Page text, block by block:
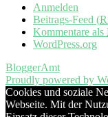
Anmelden
Beitrags-Feed (
Kommentare als
WordPress.org
BloggerAmt
Proudly powered by
Cookies und soziale
Webseite. Mit der